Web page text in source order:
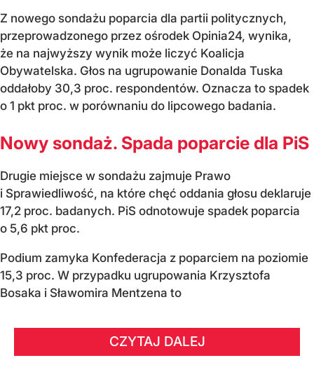
Z nowego sondażu poparcia dla partii politycznych,
przeprowadzonego przez ośrodek Opinia24, wynika,
że na najwyższy wynik może liczyć Koalicja
Obywatelska. Głos na ugrupowanie Donalda Tuska
oddałoby 30,3 proc. respondentów. Oznacza to spadek
o 1 pkt proc. w porównaniu do lipcowego badania.
Nowy sondaż. Spada poparcie dla PiS
Drugie miejsce w sondażu zajmuje Prawo
i Sprawiedliwość, na które chęć oddania głosu deklaruje
17,2 proc. badanych. PiS odnotowuje spadek poparcia
o 5,6 pkt proc.
Podium zamyka Konfederacja z poparciem na poziomie
15,3 proc. W przypadku ugrupowania Krzysztofa
Bosaka i Sławomira Mentzena to
CZYTAJ DALEJ